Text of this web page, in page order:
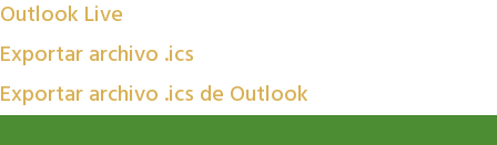
Outlook Live
Exportar archivo .ics
Exportar archivo .ics de Outlook